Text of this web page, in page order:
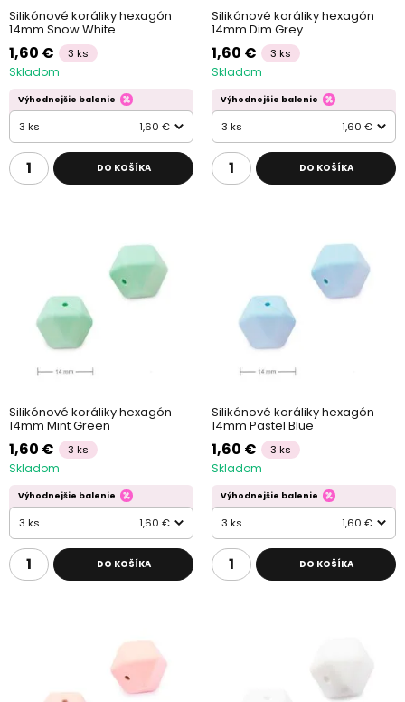
Silikónové koráliky hexagón
14mm Snow White
1,60 € 3 ks
Skladom
Výhodnejšie balenie
3 ks 1,60 €
DO KOŠÍKA
Silikónové koráliky hexagón
14mm Dim Grey
1,60 € 3 ks
Skladom
Výhodnejšie balenie
3 ks 1,60 €
DO KOŠÍKA
Silikónové koráliky hexagón
14mm Mint Green
1,60 € 3 ks
Skladom
Výhodnejšie balenie
3 ks 1,60 €
DO KOŠÍKA
Silikónové koráliky hexagón
14mm Pastel Blue
1,60 € 3 ks
Skladom
Výhodnejšie balenie
3 ks 1,60 €
DO KOŠÍKA